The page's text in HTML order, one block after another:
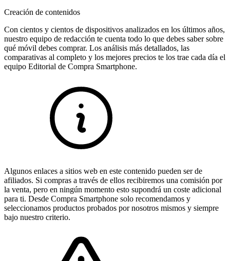
Creación de contenidos
Con cientos y cientos de dispositivos analizados en los últimos años,
nuestro equipo de redacción te cuenta todo lo que debes saber sobre
qué móvil debes comprar. Los análisis más detallados, las
comparativas al completo y los mejores precios te los trae cada día el
equipo Editorial de Compra Smartphone.
Algunos enlaces a sitios web en este contenido pueden ser de
afiliados. Si compras a través de ellos recibiremos una comisión por
la venta, pero en ningún momento esto supondrá un coste adicional
para ti. Desde Compra Smartphone solo recomendamos y
seleccionamos productos probados por nosotros mismos y siempre
bajo nuestro criterio.